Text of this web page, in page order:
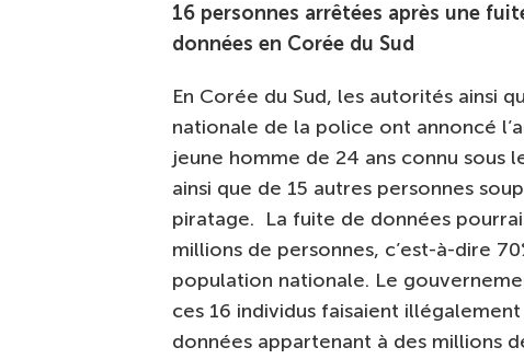
16 personnes arrêtées après une
données en Corée du Sud
En Corée du Sud, les autorités ainsi
nationale de la police ont annoncé
jeune homme de 24 ans connu sous
ainsi que de 15 autres personnes
piratage. La fuite de données
millions de personnes, c’est-à-dire
population nationale. Le
ces 16 individus faisaient
données appartenant à des millions